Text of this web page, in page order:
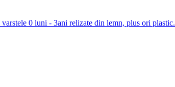
0 luni - 3ani relizate din lemn, plus ori plastic.